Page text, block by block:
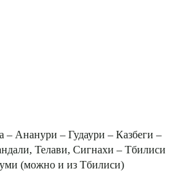
– Ананури – Гудаури – Казбеги –
Телави, Сигнахи – Тбилиси
(можно и из Тбилиси)